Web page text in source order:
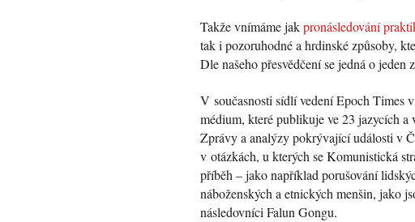
Takže vnímáme jakpronásledování
tak i pozoruhodné a hrdinské způsoby,
Dle našeho přesvědčení se jedná o
V současnosti sídlí vedení Epoch Times
médium, které publikuje ve 23 jazycích
Zprávy a analýzy pokrývající události v
v otázkách, u kterých se Komunistická
příběh – jako například porušování
náboženských a etnických menšin, jako
následovníci Falun Gongu.